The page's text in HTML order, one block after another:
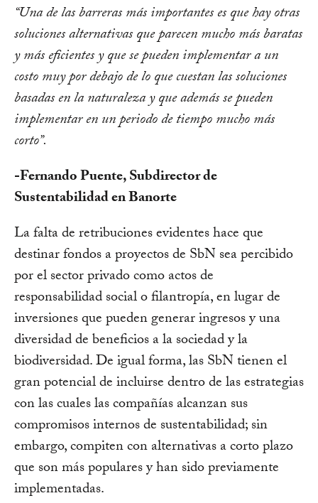
“Una de las barreras más importantes es que hay otras
soluciones alternativas que parecen mucho más baratas
y más eficientes y que se pueden implementar a un
costo muy por debajo de lo que cuestan las soluciones
basadas en la naturaleza y que además se pueden
implementar en un periodo de tiempo mucho más
corto”.
-Fernando Puente, Subdirector de
Sustentabilidad en Banorte
La falta de retribuciones evidentes hace que
destinar fondos a proyectos de SbN sea percibido
por el sector privado como actos de
responsabilidad social o filantropía, en lugar de
inversiones que pueden generar ingresos y una
diversidad de beneficios a la sociedad y la
biodiversidad. De igual forma, las SbN tienen el
gran potencial de incluirse dentro de las estrategias
con las cuales las compañías alcanzan sus
compromisos internos de sustentabilidad; sin
embargo, compiten con alternativas a corto plazo
que son más populares y han sido previamente
implementadas.